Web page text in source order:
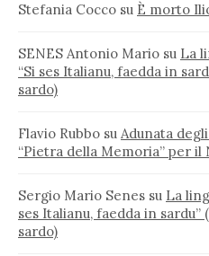
Stefania Cocco su È morto
SENES Antonio Mario su La
“Si ses Italianu, faedda in
sardo)
Flavio Rubbo su Adunata
“Pietra della Memoria” per il
Sergio Mario Senes su La
ses Italianu, faedda in
sardo)